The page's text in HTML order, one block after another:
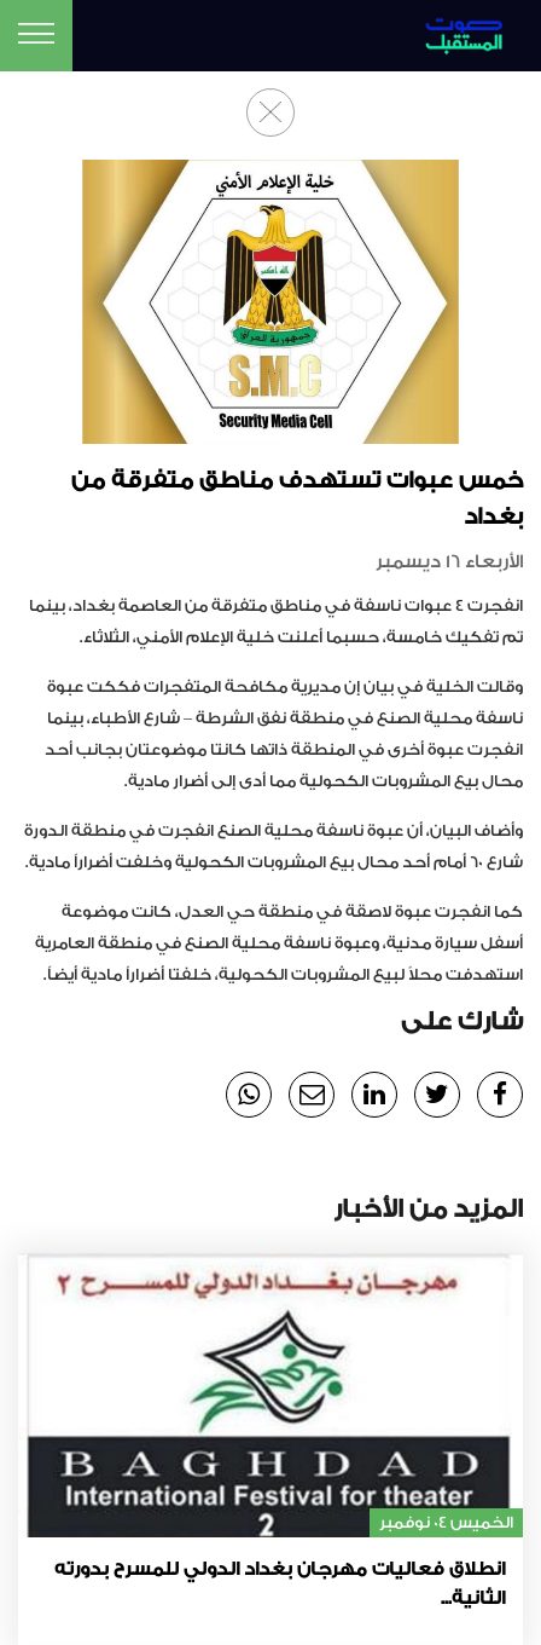
خمس عبوات تستهدف مناطق متفرقة من
بغداد
الأربعاء 16 ديسمبر
انفجرت 4 عبوات ناسفة في مناطق متفرقة من العاصمة بغداد، بينما
تم تفكيك خامسة، حسبما أعلنت خلية الإعلام الأمني، الثلاثاء.
وقالت الخلية في بيان إن مديرية مكافحة المتفجرات فككت عبوة
ناسفة محلية الصنع في منطقة نفق الشرطة – شارع الأطباء، بينما
انفجرت عبوة أخرى في المنطقة ذاتها كانتا موضوعتان بجانب أحد
محال بيع المشروبات الكحولية مما أدى إلى أضرار مادية.
وأضاف البيان، أن عبوة ناسفة محلية الصنع انفجرت في منطقة الدورة
شارع 60 أمام أحد محال بيع المشروبات الكحولية وخلفت أضراراً مادية.
كما انفجرت عبوة لاصقة في منطقة حي العدل، كانت موضوعة
أسفل سيارة مدنية، وعبوة ناسفة محلية الصنع في منطقة العامرية
استهدفت محلاً لبيع المشروبات الكحولية، خلفتا أضراراً مادية أيضاً.
شارك على
المزيد من الأخبار
الخميس 04 نوفمبر
انطلاق فعاليات مهرجان بغداد الدولي للمسرح بدورته
الثانية...